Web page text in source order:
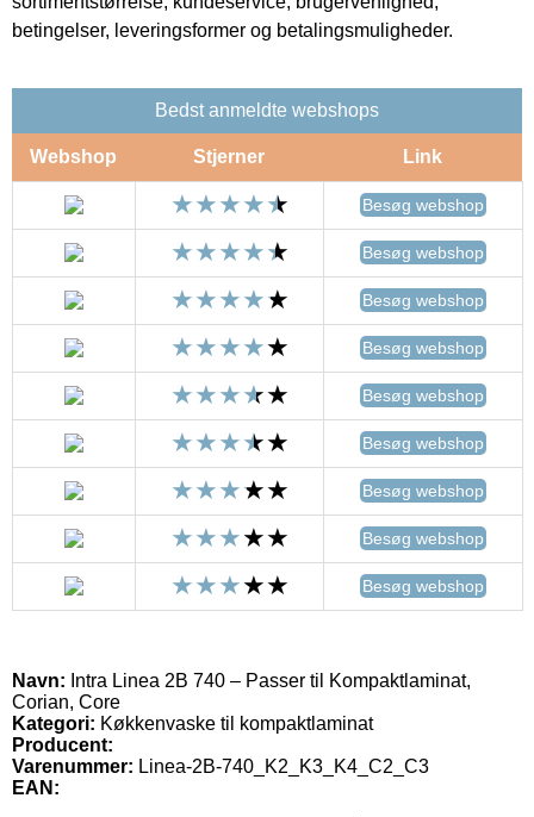
betingelser, leveringsformer og betalingsmuligheder.
Bedst anmeldte webshops
Webshop Stjerner Link
Besøg webshop
Besøg webshop
Besøg webshop
Besøg webshop
Besøg webshop
Besøg webshop
Besøg webshop
Besøg webshop
Besøg webshop
Navn: Intra Linea 2B 740 – Passer til Kompaktlaminat,
Corian, Core
Kategori: Køkkenvaske til kompaktlaminat
Producent:
Varenummer: Linea-2B-740_K2_K3_K4_C2_C3
EAN: